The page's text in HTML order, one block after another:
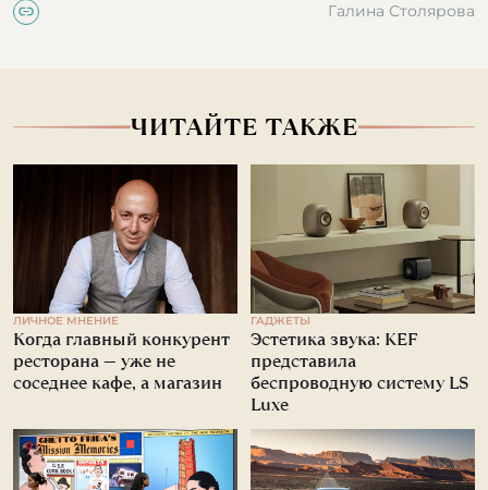
Галина Столярова
ЧИТАЙТЕ ТАКЖЕ
ЛИЧНОЕ МНЕНИЕ
Когда главный конкурент
ресторана — уже не
соседнее кафе, а магазин
ГАДЖЕТЫ
Эстетика звука: KEF
представила
беспроводную систему LS
Luxe